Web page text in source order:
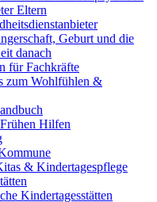
Eltern
Geburt und die
danach
für Fachkräfte
zum Wohlfühlen &
Hilfen
& Kindertagespflege
Kindertagesstätten